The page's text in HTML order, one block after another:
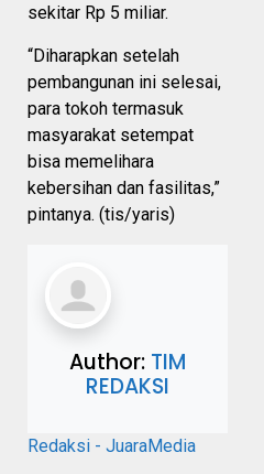
sekitar Rp 5 miliar.
“Diharapkan setelah
pembangunan ini selesai,
para tokoh termasuk
masyarakat setempat
bisa memelihara
kebersihan dan fasilitas,”
pintanya. (tis/yaris)
Author: TIM
REDAKSI
Redaksi - JuaraMedia